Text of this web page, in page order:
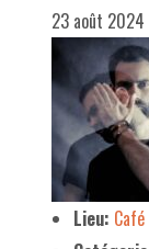
23 août
Lieu: